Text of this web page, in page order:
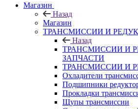
Магазин
Назад
Магазин
ТРАНСМИССИИ И
Назад
ТРАНСМИССИИ И
ЗАПЧАСТИ
ТРАНСМИССИИ И
Охладители
Подшипники
Прокладки
Щупы трансмиссии